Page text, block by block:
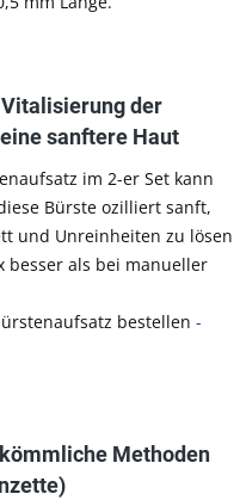
der
sanftere Haut
im 2-er Set kann
Bürste ozilliert sanft,
und Unreinheiten zu lösen
besser als bei manueller
bestellen-
Methoden